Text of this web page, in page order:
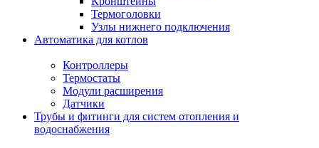
Термоголовки
Узлы нижнего подключения
Автоматика для котлов
Контроллеры
Термостаты
Модули расширения
Датчики
Трубы и фитинги для систем отопления и
водоснабжения